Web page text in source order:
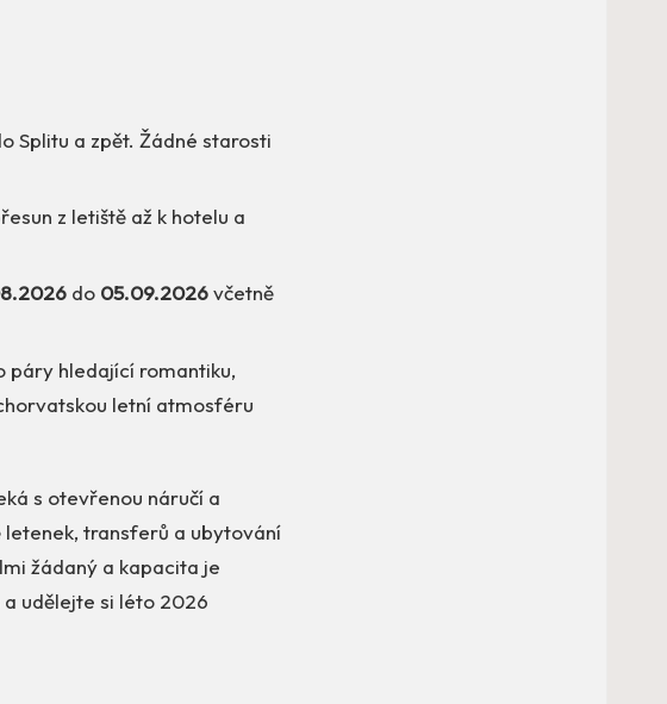
Splitu a zpět. Žádné starosti
z letiště až k hotelu a
do 05.09.2026včetně
páry hledající romantiku,
letní atmosféru
s otevřenou náručí a
letenek, transferů a ubytování
žádaný a kapacita je
a udělejte si léto 2026